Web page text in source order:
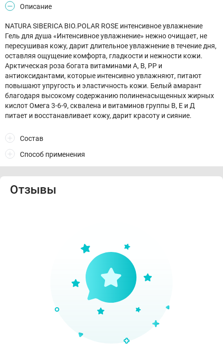
Описание
NATURA SIBERICA BIO.POLAR ROSE интенсивное увлажнение
Гель для душа «Интенсивное увлажнение» нежно очищает, не
пересушивая кожу, дарит длительное увлажнение в течение дня,
оставляя ощущение комфорта, гладкости и нежности кожи.
Арктическая роза богата витаминами A, B, PP и
антиоксидантами, которые интенсивно увлажняют, питают
повышают упругость и эластичность кожи. Белый амарант
благодаря высокому содержанию полиненасыщенных жирных
кислот Омега 3-6-9, сквалена и витаминов группы В, Е и Д
питает и восстанавливает кожу, дарит красоту и сияние.
Состав
Способ применения
Отзывы